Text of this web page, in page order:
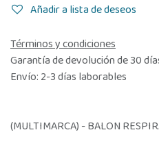
Añadir a lista de deseos
Términos y condiciones
Garantía de devolución de 30
Envío: 2-3 días laborables
(MULTIMARCA) - BALON